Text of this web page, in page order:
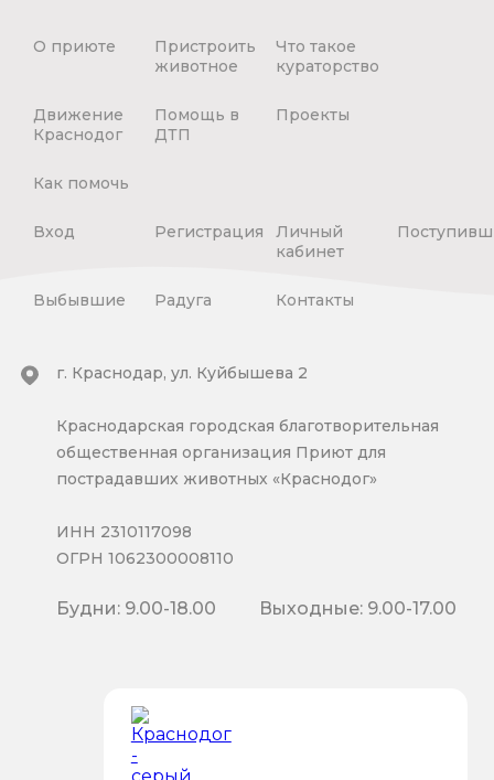
О приюте
Пристроить
животное
Что такое
кураторство
Движение
Краснодог
Помощь в
ДТП
Проекты
Как помочь
Вход Регистрация
Личный
кабинет
Выбывшие Радуга Контакты
г. Краснодар, ул. Куйбышева 2
Краснодарская городская благотворительная
общественная организация Приют для
пострадавших животных «Краснодог»
ИНН 2310117098
ОГРН 1062300008110
Будни: 9.00-18.00 Выходные: 9.00-17.00